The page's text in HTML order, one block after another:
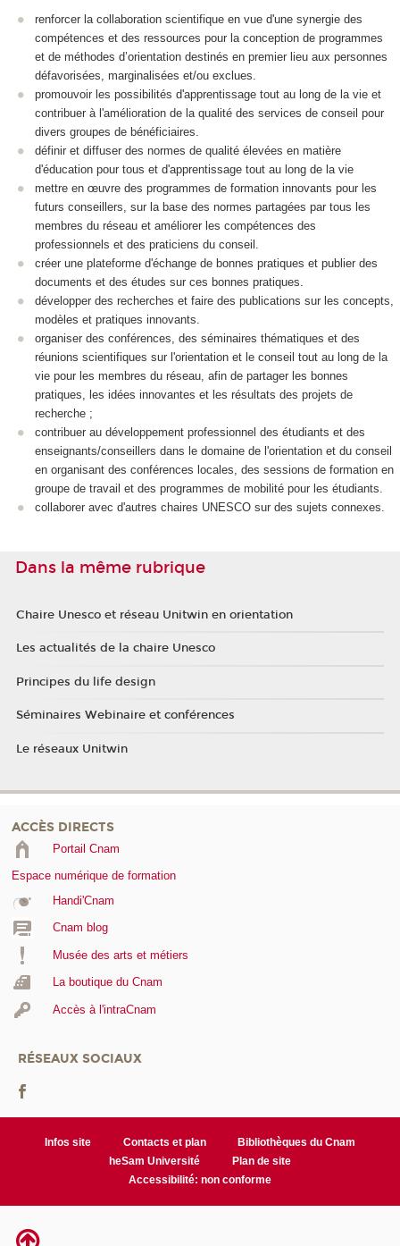
renforcer la collaboration scientifique en vue d'une synergie des
compétences et des ressources pour la conception de programmes
et de méthodes d’orientation destinés en premier lieu aux personnes
défavorisées, marginalisées et/ou exclues.
promouvoir les possibilités d'apprentissage tout au long de la vie et
contribuer à l'amélioration de la qualité des services de conseil pour
divers groupes de bénéficiaires.
définir et diffuser des normes de qualité élevées en matière
d'éducation pour tous et d'apprentissage tout au long de la vie
mettre en œuvre des programmes de formation innovants pour les
futurs conseillers, sur la base des normes partagées par tous les
membres du réseau et améliorer les compétences des
professionnels et des praticiens du conseil.
créer une plateforme d'échange de bonnes pratiques et publier des
documents et des études sur ces bonnes pratiques.
développer des recherches et faire des publications sur les concepts,
modèles et pratiques innovants.
organiser des conférences, des séminaires thématiques et des
réunions scientifiques sur l'orientation et le conseil tout au long de la
vie pour les membres du réseau, afin de partager les bonnes
pratiques, les idées innovantes et les résultats des projets de
recherche ;
contribuer au développement professionnel des étudiants et des
enseignants/conseillers dans le domaine de l'orientation et du conseil
en organisant des conférences locales, des sessions de formation en
groupe de travail et des programmes de mobilité pour les étudiants.
collaborer avec d'autres chaires UNESCO sur des sujets connexes.
Dans la même rubrique
Chaire Unesco et réseau Unitwin en orientation
Les actualités de la chaire Unesco
Principes du life design
Séminaires Webinaire et conférences
Le réseaux Unitwin
ACCÈS DIRECTS
Portail Cnam
Espace numérique de formation
Handi'Cnam
Cnam blog
Musée des arts et métiers
La boutique du Cnam
Accès à l'intraCnam
RÉSEAUX SOCIAUX
Infos site Contacts et plan
Bibliothèques du Cnam
heSam Université
Plan de site
Accessibilité: non conforme